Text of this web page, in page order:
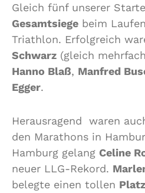
Gleich fünf unserer
Gesamtsiege beim
Triathlon. Erfolgreich
Schwarz (gleich
Hanno Blaß, Manfred
Egger.
Herausragend waren
den Marathons in
Hamburg gelang Celine
neuer LLG-Rekord.
belegte einen tollen